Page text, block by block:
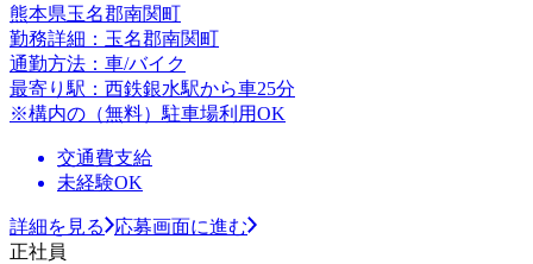
熊本県玉名郡南関町
勤務詳細：玉名郡南関町
通勤方法：車/バイク
最寄り駅：西鉄銀水駅から車25分
※構内の（無料）駐車場利用OK
交通費支給
未経験OK
詳細を見る
応募画面に進む
正社員